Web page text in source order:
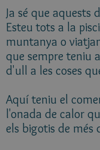
Ja sé que aquests
Esteu tots a la
muntanya o
que sempre teniu
d'ull a les coses
Aquí teniu el
l'onada de calor
els bigotis de més